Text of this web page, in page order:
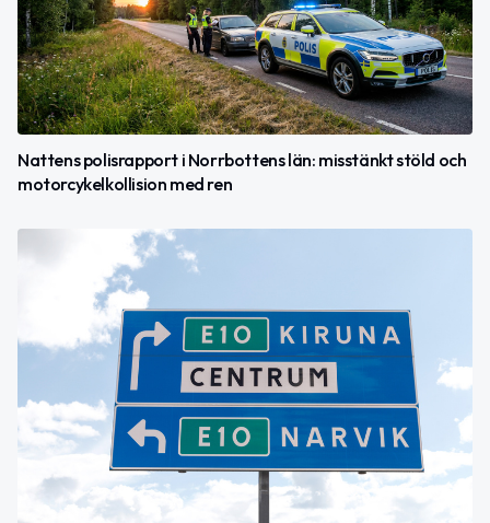
Nattens polisrapport i Norrbottens län: misstänkt stöld och
motorcykelkollision med ren